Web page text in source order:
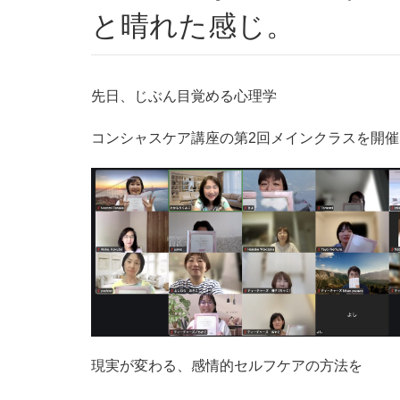
と晴れた感じ。
先日、じぶん目覚める心理学
コンシャスケア講座の第2回メインクラスを開
現実が変わる、感情的セルフケアの方法を